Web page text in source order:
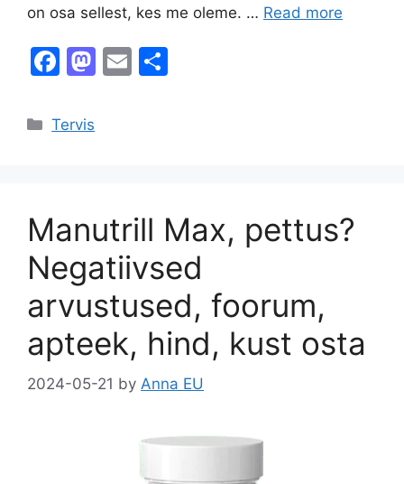
on osa sellest, kes me oleme. … Read more
F
c
o
k
M
n
E
Categories
Tervis
Manutrill Max, pettus?
Negatiivsed
arvustused, foorum,
apteek, hind, kust osta
2024-05-21 by Anna EU